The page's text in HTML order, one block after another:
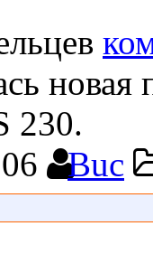
230.
Buc